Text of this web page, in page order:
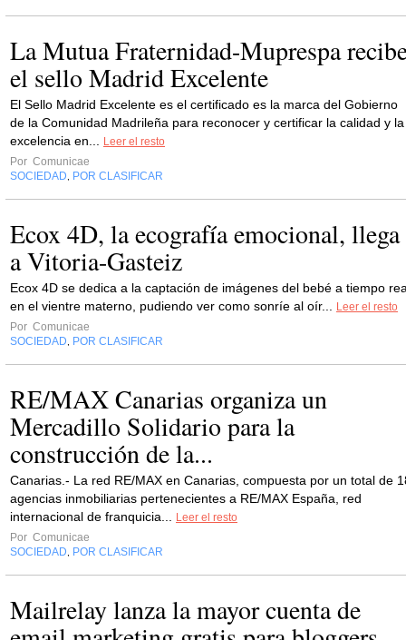
La Mutua Fraternidad-Muprespa
el sello Madrid Excelente
El Sello Madrid Excelente es el certificado es la marca del Gobierno
de la Comunidad Madrileña para reconocer y certificar la calidad y la
excelencia en...
Leer el resto
Por Comunicae
SOCIEDAD
POR CLASIFICAR
Ecox 4D, la ecografía emocional, llega
a Vitoria-Gasteiz
Ecox 4D se dedica a la captación de imágenes del bebé a tiempo
en el vientre materno, pudiendo ver como sonríe al oír...
Leer el resto
Por Comunicae
SOCIEDAD
POR CLASIFICAR
RE/MAX Canarias organiza un
Mercadillo Solidario para la
construcción de la...
Canarias.- La red RE/MAX en Canarias, compuesta por un total de
agencias inmobiliarias pertenecientes a RE/MAX España, red
internacional de franquicia...
Leer el resto
Por Comunicae
SOCIEDAD
POR CLASIFICAR
Mailrelay lanza la mayor cuenta de